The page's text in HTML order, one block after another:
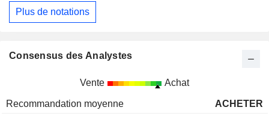
Plus de notations
Consensus des Analystes
Vente Achat
Recommandation moyenne
ACHETER